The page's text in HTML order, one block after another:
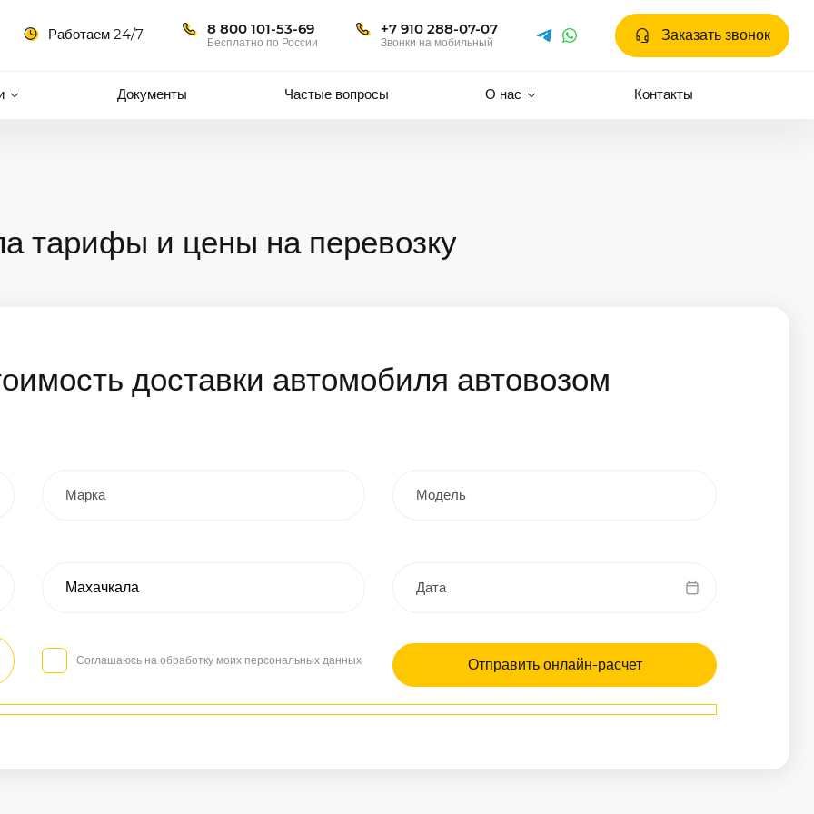
Работаем 24/7 8 800 101-53-69
Бесплатно по России
+7 910 288-07-07
Звонки на мобильный Заказать звонок
Документы Частые вопросы О нас Контакты
тарифы и цены на перевозку
доставки автомобиля автовозом
Соглашаюсь на обработку моих персональных данных